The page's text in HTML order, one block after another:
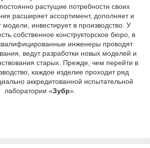
растущие потребности своих
расширяет ассортимент, дополняет и
модели, инвестирует в производство. У
собственное конструкторское бюро, в
инженеры проводят
ведут разработки новых моделей и
старых. Прежде, чем перейти в
каждое изделие проходит ряд
аккредитованной испытательной
лаборатории «Зубр».